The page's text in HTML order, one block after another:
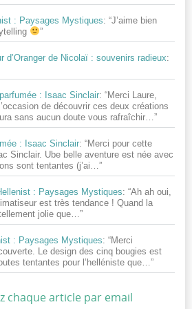
: Paysages Mystiques: “J’aime bien
”
d’Oranger de Nicolaï : souvenirs radieux:
: Isaac Sinclair: “Merci Laure,
de découvrir ces deux créations
sans aucun doute vous rafraîchir… ”
: Isaac Sinclair: “Merci pour cette
Sinclair. Ube belle aventure est née avec
sont tentantes (j’ai…”
: Paysages Mystiques: “Ah ah oui,
est très tendance ! Quand la
jolie que…”
: Paysages Mystiques: “Merci
Le design des cinq bougies est
tentantes pour l’helléniste que…”
chaque article par email